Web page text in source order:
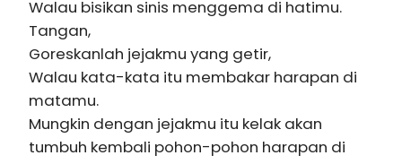
Walau bisikan sinis menggema di hatimu.
Tangan,
Goreskanlah jejakmu yang getir,
Walau kata-kata itu membakar harapan di
matamu.
Mungkin dengan jejakmu itu kelak akan
tumbuh kembali pohon-pohon harapan di